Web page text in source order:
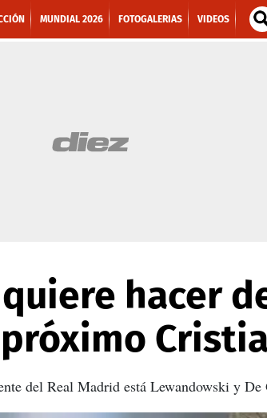
MUNDIAL 2026 FOTOGALERIAS VIDEOS
hacer
del Real Madrid está Lewandowski y De